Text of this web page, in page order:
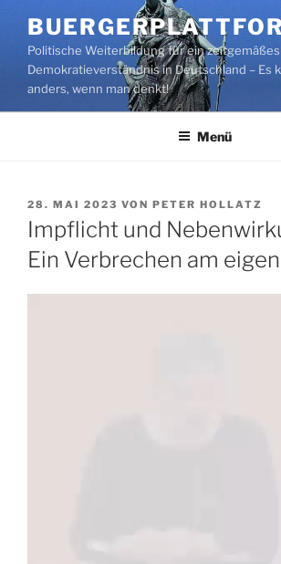
Inhalt
springenPolitische Weiterbildung für ein zeitgemäßes
Demokratieverständnis in Deutschland – Es
anders, wenn man denkt!
Menü
VERÖFFENTLICHT
AM
28. MAI 2023 VON PETER HOLLATZ
Impflicht und
Ein Verbrechen am